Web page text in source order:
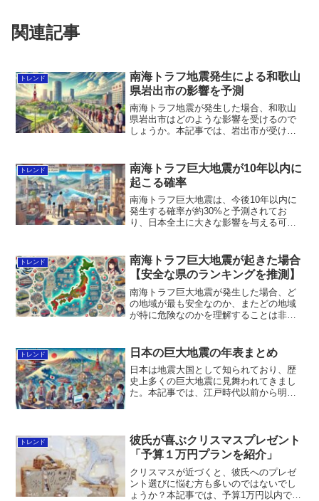
関連記事
トレンド
南海トラフ地震発生による和歌山
県岩出市の影響を予測
南海トラフ地震が発生した場合、和歌山
県岩出市はどのような影響を受けるので
しょうか。本記事では、岩出市が受ける
ます。
トレンド
南海トラフ巨大地震が10年以内に
起こる確率
南海トラフ巨大地震は、今後10年以内に
発生する確率が約30%と予測されてお
り、日本全土に大きな影響を与える可能
過去の事例、そして具体的な被害予測と
防災対策について詳しく解説します。
トレンド
南海トラフ巨大地震が起きた場合
【安全な県のランキングを推測】
南海トラフ巨大地震が発生した場合、ど
の地域が最も安全なのか、またどの地域
が特に危険なのかを理解することは非常
の影響が大きい地域、そして避難者が多
くなると予測される県について、最新の
データを基にランキング形式で解説しま
す。
トレンド 日本の巨大地震の年表まとめ
日本は地震大国として知られており、歴
史上多くの巨大地震に見舞われてきまし
た。本記事では、江戸時代以前から明治
過去にどのような地震が発生し、その影
響がどのように現代の防災対策に活かさ
れているのかを理解できます。
トレンド
彼氏が喜ぶクリスマスプレゼント
「予算１万円プランを紹介」
クリスマスが近づくと、彼氏へのプレゼ
ント選びに悩む方も多いのではないでし
ょうか？本記事では、予算1万円以内で彼